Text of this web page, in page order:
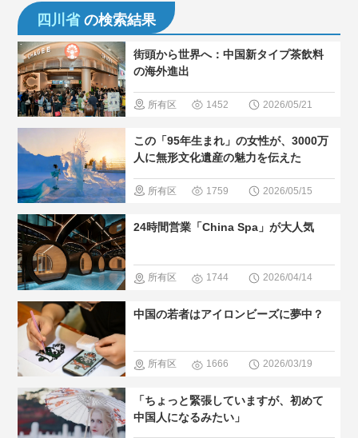
四川省の検索結果
街頭から世界へ：中国新タイプ茶飲料
の海外進出
所有区
のグルメ
＃人気・お
現地の暮ら
1452 2026/05/21
この「95年生まれ」の女性が、3000万
人に無形文化遺産の魅力を伝えた
所有区 1759 2026/05/15
24時間営業「China Spa」が大人気
所有区
すすめ ＃
し方
1744 2026/04/14
中国の若者はアイロンビーズに夢中？
所有区
の暮らし方
1666 2026/03/19
「ちょっと緊張していますが、初めて
中国人になるみたい」